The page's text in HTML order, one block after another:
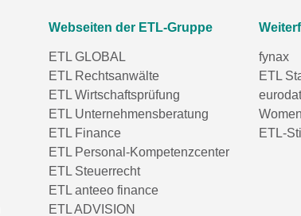
Webseiten der ETL-Gruppe
ETL GLOBAL
ETL Rechtsanwälte
ETL Wirtschaftsprüfung
ETL Unternehmensberatung
ETL Finance
ETL Personal-Kompetenzcenter
ETL Steuerrecht
ETL anteeo finance
ETL ADVISION
fynax
ETL
ETL-